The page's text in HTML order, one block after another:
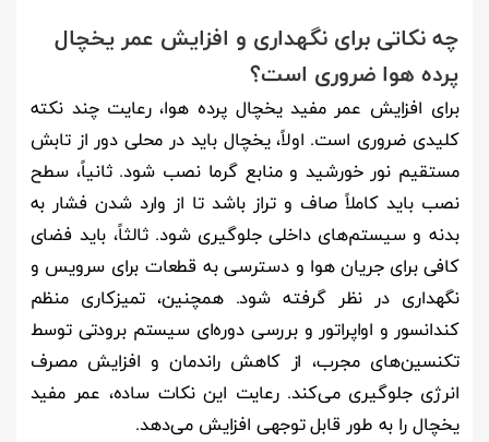
چه نکاتی برای نگهداری و افزایش عمر یخچال
پرده هوا ضروری است؟
برای افزایش عمر مفید یخچال پرده هوا، رعایت چند نکته
کلیدی ضروری است. اولاً، یخچال باید در محلی دور از تابش
مستقیم نور خورشید و منابع گرما نصب شود. ثانیاً، سطح
نصب باید کاملاً صاف و تراز باشد تا از وارد شدن فشار به
بدنه و سیستم‌های داخلی جلوگیری شود. ثالثاً، باید فضای
کافی برای جریان هوا و دسترسی به قطعات برای سرویس و
نگهداری در نظر گرفته شود. همچنین، تمیزکاری منظم
کندانسور و اواپراتور و بررسی دوره‌ای سیستم برودتی توسط
تکنسین‌های مجرب، از کاهش راندمان و افزایش مصرف
انرژی جلوگیری می‌کند. رعایت این نکات ساده، عمر مفید
یخچال را به طور قابل توجهی افزایش می‌دهد.